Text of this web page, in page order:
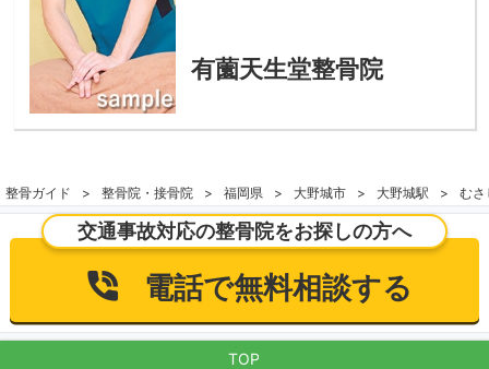
有薗天生堂整骨院
整骨ガイド 整骨院・接骨院 福岡県 大野城市 大野城駅 むさ
交通事故対応の整骨院をお探しの方へ
電話で無料相談する
TOP